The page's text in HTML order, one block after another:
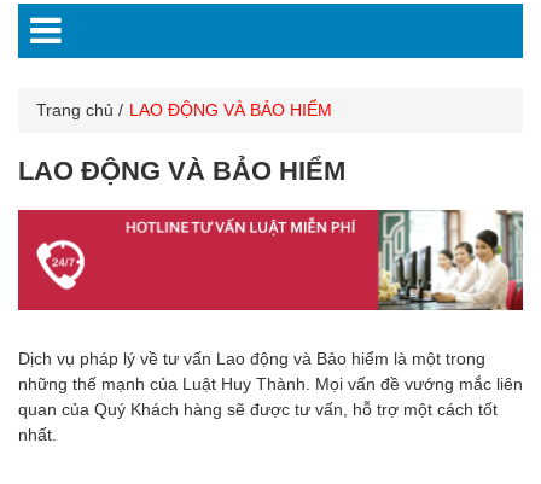
Trang chủ LAO ĐỘNG VÀ BẢO HIỂM
LAO ĐỘNG VÀ BẢO HIỂM
Dịch vụ pháp lý về tư vấn Lao động và Bảo hiểm là một trong
những thế mạnh của Luật Huy Thành. Mọi vấn đề vướng mắc liên
quan của Quý Khách hàng sẽ được tư vấn, hỗ trợ một cách tốt
nhất.